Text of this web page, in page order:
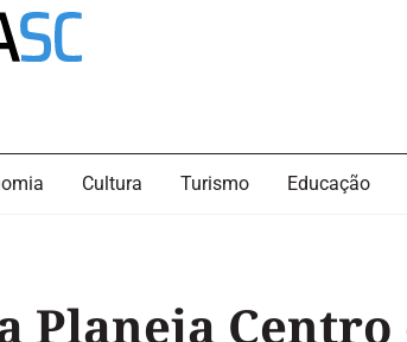
Cultura Turismo Educação
Planeja Centro